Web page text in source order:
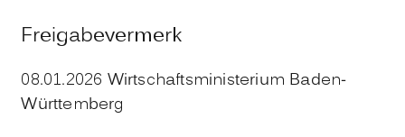
Freigabevermerk
08.01.2026 Wirtschaftsministerium Baden-
Württemberg